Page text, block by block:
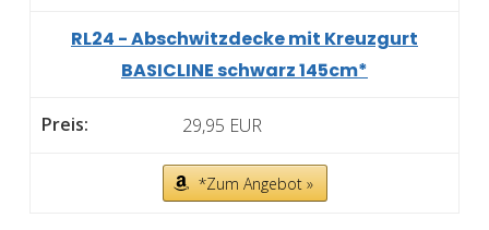
RL24 - Abschwitzdecke mit Kreuzgurt
BASICLINE schwarz 145cm*
29,95 EUR
*Zum Angebot »